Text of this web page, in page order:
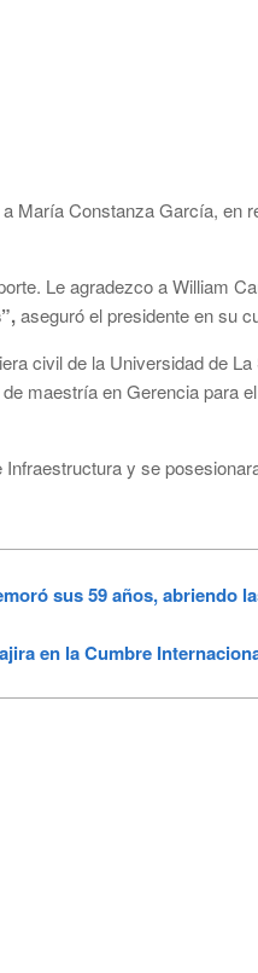
María Constanza García, en
Le agradezco a William
aseguró el presidente en su
civil de la Universidad de
maestría en Gerencia para
y se
sus 59 años, abriendo
en la Cumbre